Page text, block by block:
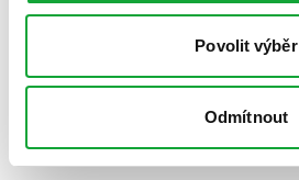
Povolit výběr
Odmítnout